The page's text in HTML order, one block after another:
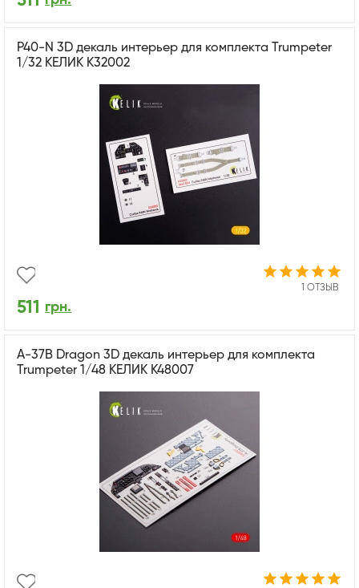
P40-N 3D декаль интерьер для комплекта Trumpeter
1/32 КЕЛИК K32002
1 ОТЗЫВ
511 грн.
A-37B Dragon 3D декаль интерьер для комплекта
Trumpeter 1/48 КЕЛИК K48007